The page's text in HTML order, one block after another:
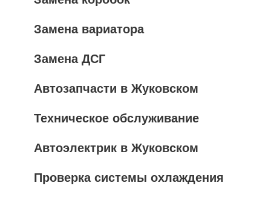
Замена вариатора
Замена ДСГ
Автозапчасти в Жуковском
Техническое обслуживание
Автоэлектрик в Жуковском
Проверка системы охлаждения